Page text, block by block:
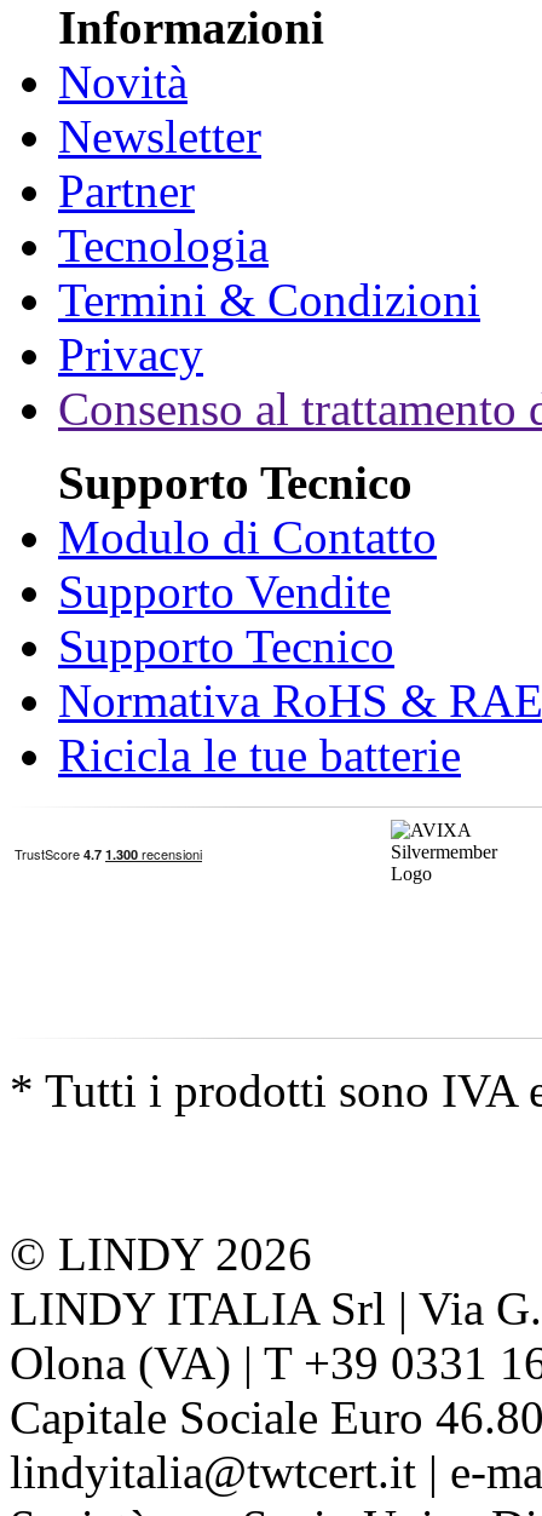
Informazioni
Novità
Newsletter
Partner
Tecnologia
Termini & Condizioni
Privacy
Consenso al trattamento
Supporto Tecnico
Modulo di Contatto
Supporto Vendite
Supporto Tecnico
Normativa RoHS &
Ricicla le tue batterie
* Tutti i prodotti sono IVA
© LINDY 2026
LINDY ITALIA Srl | Via
Olona (VA) | T +39 0331
Capitale Sociale Euro
lindyitalia@twtcert.it | e-